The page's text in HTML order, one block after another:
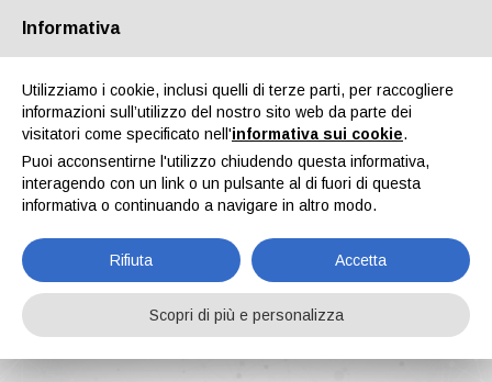
Chi siamo Partners Contatti Area riservata
News
Home Notizie CIN presenta l’Antologia Colour Collection
Informativa
Utilizziamo i cookie, inclusi quelli di terze parti, per raccogliere
informazioni sull’utilizzo del nostro sito web da parte dei
visitatori come specificato nell'informativa sui cookie.
Puoi acconsentirne l'utilizzo chiudendo questa informativa,
interagendo con un link o un pulsante al di fuori di questa
informativa o continuando a navigare in altro modo.
Rifiuta Accetta
Scopri di più e personalizza